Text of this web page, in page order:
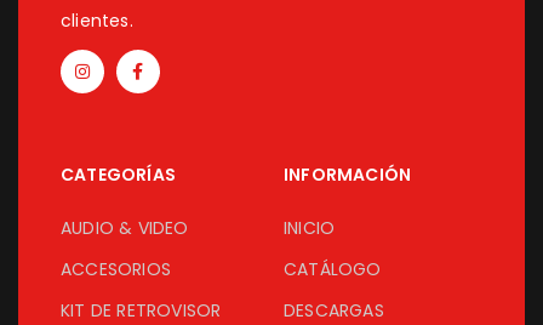
clientes.
CATEGORÍAS
AUDIO & VIDEO
ACCESORIOS
KIT DE RETROVISOR
INFORMACIÓN
INICIO
CATÁLOGO
DESCARGAS